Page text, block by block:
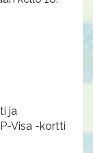
ja
Visa -kortti